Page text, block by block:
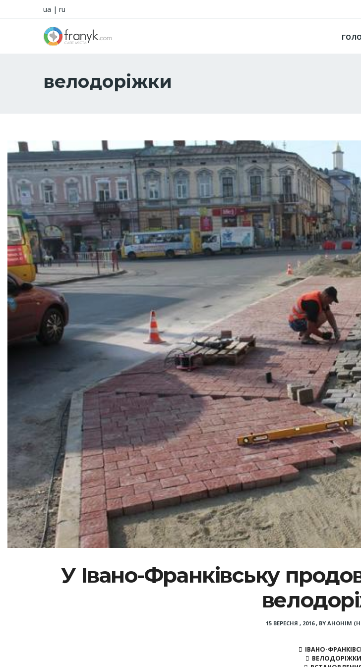
ua | ru
велодоріжки
У Івано-Франківську
15 ВЕРЕСНЯ , 2016, BY АНОНІМ
ІВАНО-
ВЕЛОДОРІЖКИ